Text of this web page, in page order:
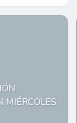
MIÉRCOLES